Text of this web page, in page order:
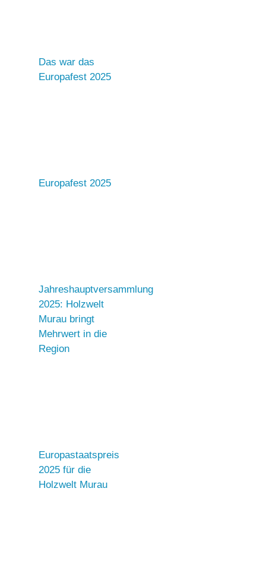
Das war das
Europafest 2025
Europafest 2025
Jahreshauptversammlung
2025: Holzwelt
Murau bringt
Mehrwert in die
Region
Europastaatspreis
2025 für die
Holzwelt Murau